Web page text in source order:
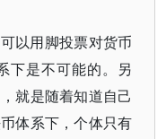
以用脚投票对货币
下是不可能的。另
就是随着知道自己
体系下，个体只有